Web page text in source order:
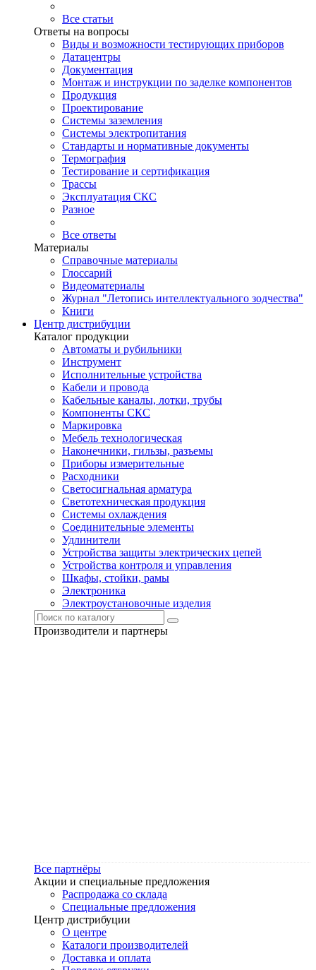
Все статьи
Ответы на вопросы
Виды и возможности тестирующих приборов
Датацентры
Документация
Монтаж и инструкции по заделке компонентов
Продукция
Проектирование
Системы заземления
Системы электропитания
Стандарты и нормативные документы
Термография
Тестирование и сертификация
Трассы
Эксплуатация СКС
Разное
Все ответы
Материалы
Справочные материалы
Глоссарий
Видеоматериалы
Журнал "Летопись интеллектуального зодчества"
Книги
Центр дистрибуции
Каталог продукции
Автоматы и рубильники
Инструмент
Исполнительные устройства
Кабели и провода
Кабельные каналы, лотки, трубы
Компоненты СКС
Маркировка
Мебель технологическая
Наконечники, гильзы, разъемы
Приборы измерительные
Расходники
Светосигнальная арматура
Светотехническая продукция
Системы охлаждения
Соединительные элементы
Удлинители
Устройства защиты электрических цепей
Устройства контроля и управления
Шкафы, стойки, рамы
Электроника
Электроустановочные изделия
Производители и партнеры
Все партнёры
Акции и специальные предложения
Распродажа со склада
Специальные предложения
Центр дистрибуции
О центре
Каталоги производителей
Доставка и оплата